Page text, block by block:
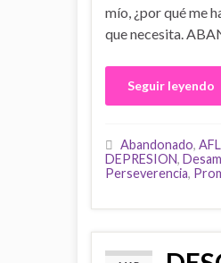
mío, ¿por qué me
que necesita.
Seguir leyendo
Abandonado,
DEPRESION,
Perseverencia,